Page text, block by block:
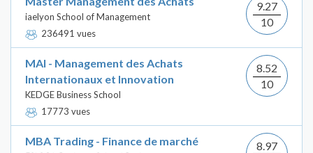
iaelyon School of Management
236491 vues
9.27
10
MAI - Management des Achats
Internationaux et Innovation
KEDGE Business School
17773 vues
8.52
10
MBA Trading - Finance de marché
8.97